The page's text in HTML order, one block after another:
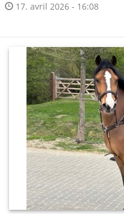
17. avril 2026 - 16:08